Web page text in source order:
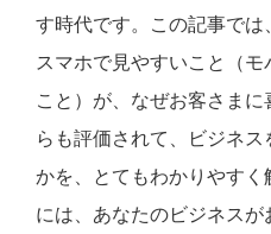
す時代です。この記事で
スマホで見やすいこと（
こと）が、なぜお客さま
らも評価されて、ビジネ
かを、とてもわかりやす
には、あなたのビジネス